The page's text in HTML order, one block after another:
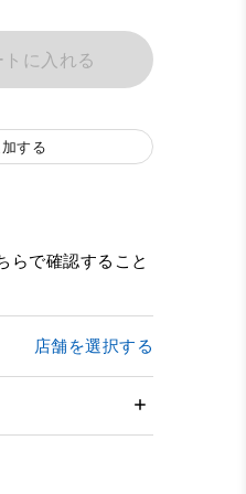
トに入れる
する
らで確認すること
店舗を選択する